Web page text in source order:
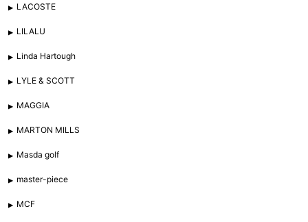
LACOSTE
LILALU
Linda Hartough
LYLE & SCOTT
MAGGIA
MARTON MILLS
Masda golf
master-piece
MCF